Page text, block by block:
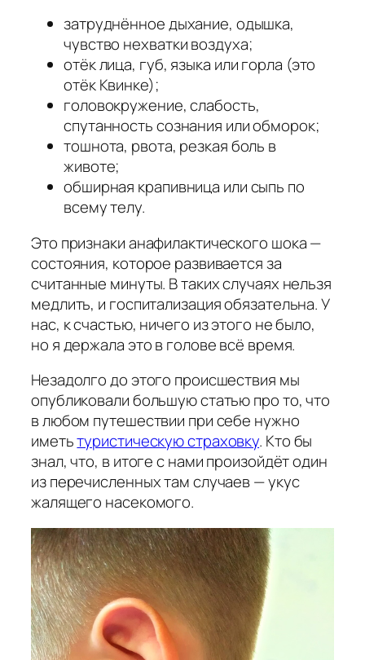
затруднённое дыхание, одышка,
чувство нехватки воздуха;
отёк лица, губ, языка или горла (это
отёк Квинке);
головокружение, слабость,
спутанность сознания или обморок;
тошнота, рвота, резкая боль в
животе;
обширная крапивница или сыпь по
всему телу.
Это признаки анафилактического шока —
состояния, которое развивается за
считанные минуты. В таких случаях нельзя
медлить, и госпитализация обязательна. У
нас, к счастью, ничего из этого не было,
но я держала это в голове всё время.
Незадолго до этого происшествия мы
опубликовали большую статью про то, что
в любом путешествии при себе нужно
иметьтуристическую страховку. Кто бы
знал, что, в итоге с нами произойдёт один
из перечисленных там случаев — укус
жалящего насекомого.